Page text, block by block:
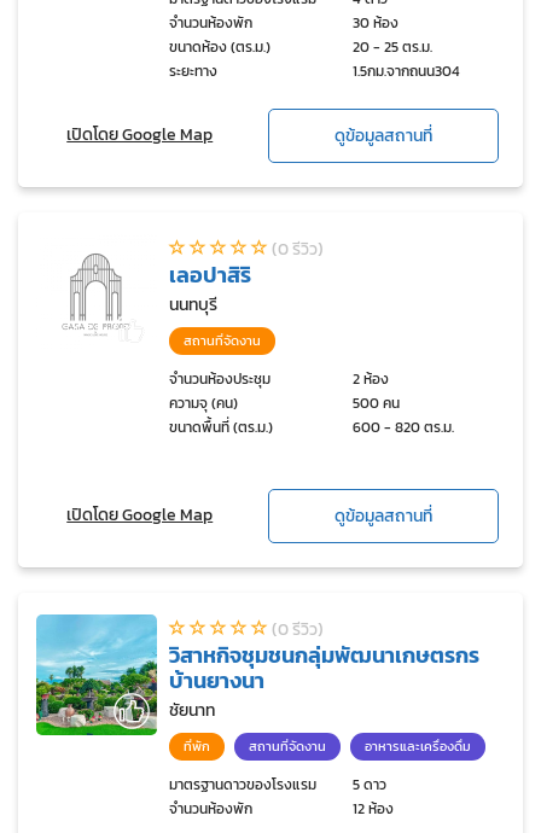
จำนวนห้องพัก
30 ห้อง
ขนาดห้อง (ตร.ม.)
20 - 25 ตร.ม.
ระยะทาง
1.5กม.จากถนน304
เปิดโดย Google Map ดูข้อมูลสถานที่
(0 รีวิว)
เลอปาสิริ
นนทบุรี
สถานที่จัดงาน
จำนวนห้องประชุม
2 ห้อง
ความจุ (คน)
500 คน
ขนาดพื้นที่ (ตร.ม.)
600 - 820 ตร.ม.
เปิดโดย Google Map ดูข้อมูลสถานที่
(0 รีวิว)
วิสาหกิจชุมชนกลุ่มพัฒนาเกษตรกร
บ้านยางนา
ชัยนาท
ที่พัก สถานที่จัดงาน อาหารและเครื่องดื่ม
มาตรฐานดาวของโรงแรม
5 ดาว
จำนวนห้องพัก
12 ห้อง